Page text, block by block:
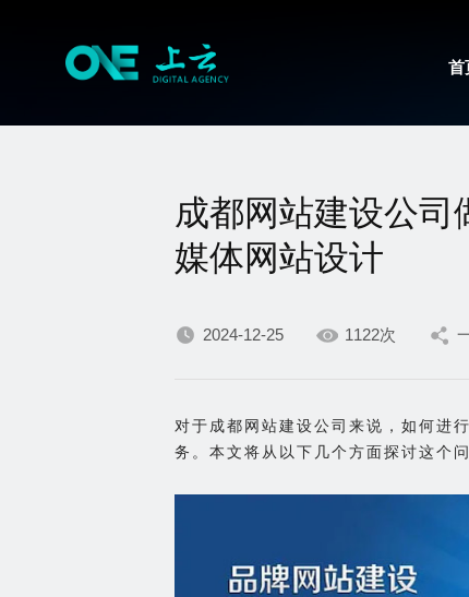
首
成都网站建设公司
媒体网站设计
2024-12-25 1122次
对于成都网站建设公司来说，如何进
务。本文将从以下几个方面探讨这个问